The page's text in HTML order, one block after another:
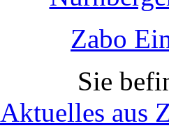
Zabo
Sie
Aktuelles aus